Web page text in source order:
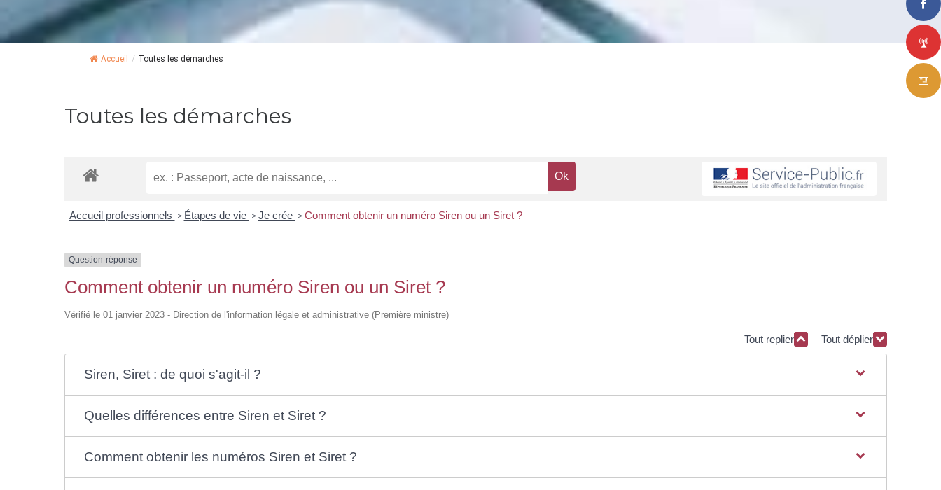
Accueil / Toutes les démarches
Toutes les démarches
Accueil professionnels > Étapes de vie > Je crée > Comment obtenir un numéro Siren ou un Siret ?
Question-réponse
Comment obtenir un numéro Siren ou un Siret ?
Vérifié le 01 janvier 2023 - Direction de l'information légale et administrative (Première ministre)
Tout replier Tout déplier
Siren, Siret : de quoi s'agit-il ?
Quelles différences entre Siren et Siret ?
Comment obtenir les numéros Siren et Siret ?